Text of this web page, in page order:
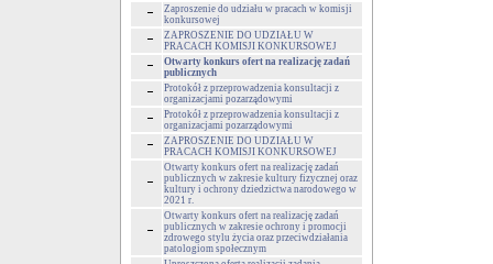
Zaproszenie do udziału w pracach w komisji
konkursowej
ZAPROSZENIE DO UDZIAŁU W
PRACACH KOMISJI KONKURSOWEJ
Otwarty konkurs ofert na realizację zadań
publicznych
Protokół z przeprowadzenia konsultacji z
organizacjami pozarządowymi
Protokół z przeprowadzenia konsultacji z
organizacjami pozarządowymi
ZAPROSZENIE DO UDZIAŁU W
PRACACH KOMISJI KONKURSOWEJ
Otwarty konkurs ofert na realizację zadań
publicznych w zakresie kultury fizycznej oraz
kultury i ochrony dziedzictwa narodowego w
2021 r.
Otwarty konkurs ofert na realizację zadań
publicznych w zakresie ochrony i promocji
zdrowego stylu życia oraz przeciwdziałania
patologiom społecznym